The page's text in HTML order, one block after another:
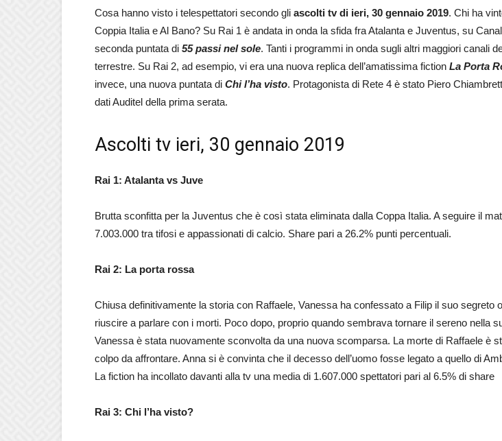
Cosa hanno visto i telespettatori secondo gli ascolti tv di ieri, 30 gennaio 2019. Chi ha
Coppia Italia e Al Bano? Su Rai 1 è andata in onda la sfida fra Atalanta e Juventus, su
seconda puntata di 55 passi nel sole. Tanti i programmi in onda sugli altri maggiori canali
terrestre. Su Rai 2, ad esempio, vi era una nuova replica dell’amatissima fiction La Porta
invece, una nuova puntata di Chi l’ha visto. Protagonista di Rete 4 è stato Piero
dati Auditel della prima serata.
Ascolti tv ieri, 30 gennaio 2019
Rai 1: Atalanta vs Juve
Brutta sconfitta per la Juventus che è così stata eliminata dalla Coppa Italia. A seguire il
7.003.000 tra tifosi e appassionati di calcio. Share pari a 26.2% punti percentuali.
Rai 2: La porta rossa
Chiusa definitivamente la storia con Raffaele, Vanessa ha confessato a Filip il suo segreto
riuscire a parlare con i morti. Poco dopo, proprio quando sembrava tornare il sereno nella
Vanessa è stata nuovamente sconvolta da una nuova scomparsa. La morte di Raffaele è
colpo da affrontare. Anna si è convinta che il decesso dell’uomo fosse legato a quello di
La fiction ha incollato davanti alla tv una media di 1.607.000 spettatori pari al 6.5% di share
Rai 3: Chi l’ha visto?